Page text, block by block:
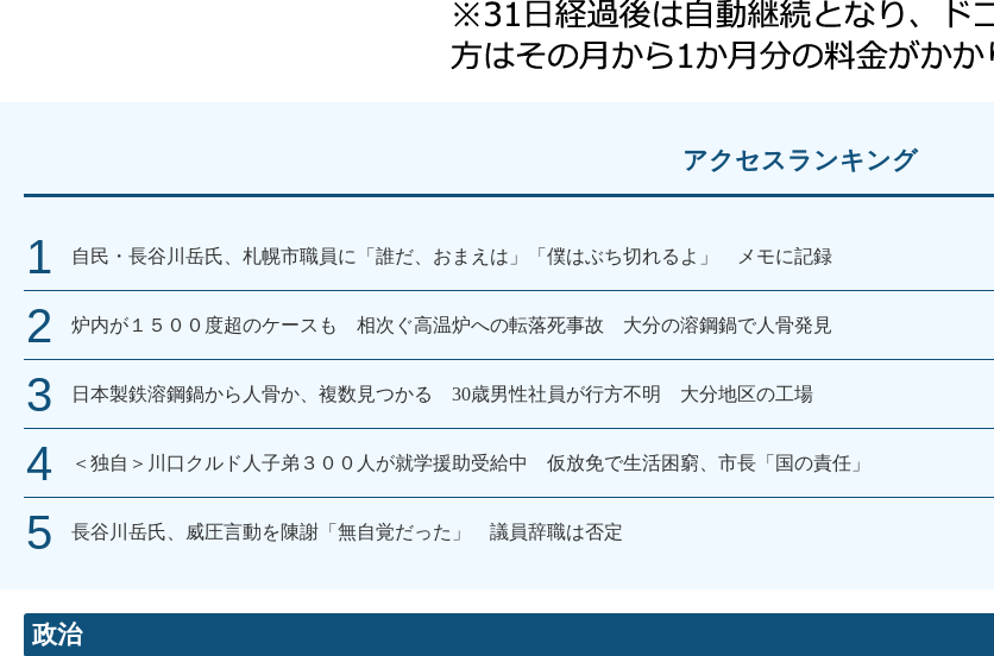
アクセスランキング
自民・長谷川岳氏、札幌市職員に「誰だ、おまえは」「僕はぶち切れるよ」 メモに記録
炉内が１５００度超のケースも 相次ぐ高温炉への転落死事故 大分の溶鋼鍋で人骨発見
日本製鉄溶鋼鍋から人骨か、複数見つかる 30歳男性社員が行方不明 大分地区の工場
＜独自＞川口クルド人子弟３００人が就学援助受給中 仮放免で生活困窮、市長「国の責任」
長谷川岳氏、威圧言動を陳謝「無自覚だった」 議員辞職は否定
政治